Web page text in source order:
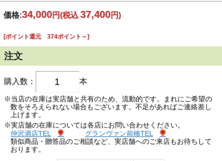
価格:34,000円(税込 37,400円)
[ポイント還元 374ポイント～]
注文
購入数： 本
※当店の在庫は実店舗と共有のため、流動的です。まれにご希望の
数をそろえられない場合もございます。不足があればご連絡差し
上げます。
※実店舗の在庫については各店にお問い合わせください。
仲沢酒店TEL
グランヴァン前橋TEL
類似商品・贈答品のご相談など、実店舗へのご来店もお待ちして
おります。